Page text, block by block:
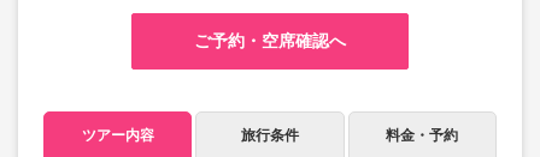
ご予約・空席確認へ
ツアー内容 旅行条件 料金・予約